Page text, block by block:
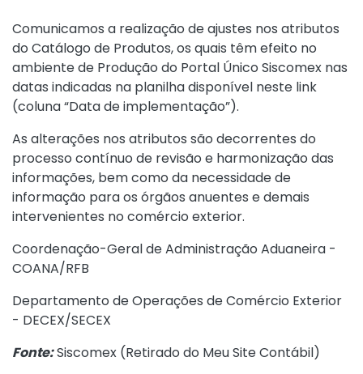
Comunicamos a realização de ajustes nos atributos
do Catálogo de Produtos, os quais têm efeito no
ambiente de Produção do Portal Único Siscomex nas
datas indicadas na planilha disponível neste link
(coluna “Data de implementação”).
As alterações nos atributos são decorrentes do
processo contínuo de revisão e harmonização das
informações, bem como da necessidade de
informação para os órgãos anuentes e demais
intervenientes no comércio exterior.
Coordenação-Geral de Administração Aduaneira -
COANA/RFB
Departamento de Operações de Comércio Exterior
- DECEX/SECEX
Fonte:Siscomex (Retirado do Meu Site Contábil)